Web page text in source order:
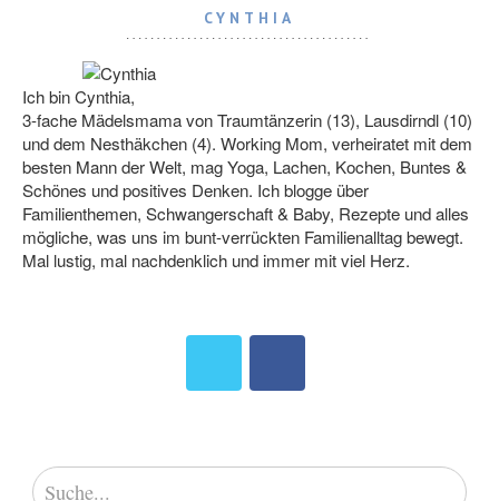
CYNTHIA
Ich bin Cynthia,
3-fache Mädelsmama von Traumtänzerin (13), Lausdirndl (10)
und dem Nesthäkchen (4). Working Mom, verheiratet mit dem
besten Mann der Welt, mag Yoga, Lachen, Kochen, Buntes &
Schönes und positives Denken. Ich blogge über
Familienthemen, Schwangerschaft & Baby, Rezepte und alles
mögliche, was uns im bunt-verrückten Familienalltag bewegt.
Mal lustig, mal nachdenklich und immer mit viel Herz.